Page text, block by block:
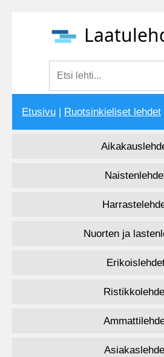
Etusivu Ruotsinkieliset lehdet
Nuorten ja